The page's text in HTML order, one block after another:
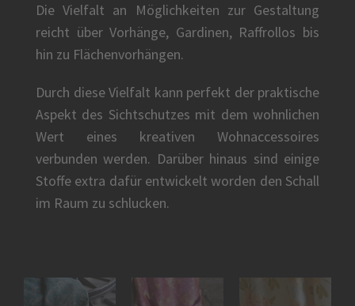
Die Vielfalt an Möglichkeiten zur Gestaltung
reicht über Vorhänge, Gardinen, Raffrollos bis
hin zu Flächenvorhängen.
Durch diese Vielfalt kann perfekt der praktische
Aspekt des Sichtschutzes mit dem wohnlichen
Wert eines kreativen Wohnaccessoires
verbunden werden. Darüber hinaus sind einige
Stoffe extra dafür entwickelt worden den Schall
im Raum zu schlucken.